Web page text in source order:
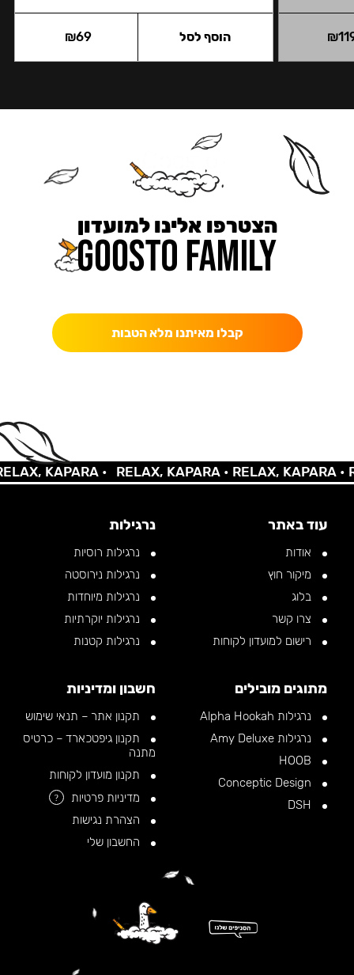
₪
₪69 הוסף לסל
הצטרפו אלינו למועדון
קבלו מאיתנו מלא הטבות
KAPARA • RELAX, KAPARA •RELAX, KAPARA •
עוד באתר
אודות
מיקור חוץ
בלוג
צרו קשר
רישום למועדון לקוחות
נרגילות
נרגילות רוסיות
נרגילות נירוסטה
נרגילות מיוחדות
נרגילות יוקרתיות
נרגילות קטנות
מתוגים מובילים
נרגילות Alpha Hookah
נרגילות Amy Deluxe
חשבון ומדיניות
תקנון אתר – תנאי שימוש
תקנון גיפטכארד – כרטיס
מתנה
תקנון מועדון לקוחות
מדיניות פרטיות
?
הצהרת נגישות
החשבון שלי